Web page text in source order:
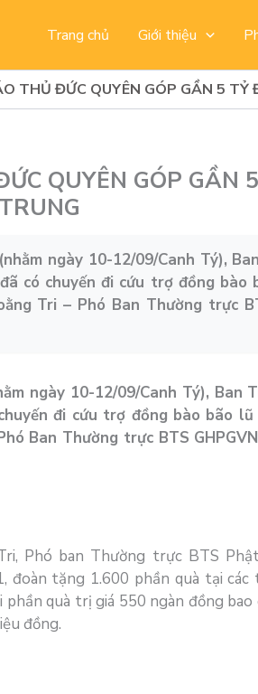
Trang chủ Giới thiệu
THỦ ĐỨC QUYÊN GÓP GẦN 5
QUYÊN GÓP GẦN
ngày 10-12/09/Canh Tý),
có chuyến đi cứu trợ đồng
Tri – Phó Ban Thường trực
ngày 10-12/09/Canh Tý), Ban
đi cứu trợ đồng bào bão
Ban Thường trực BTS
Phó ban Thường trực BTS
tặng 1.600 phần quà tại các
phần quà trị giá 550 ngàn đồng
đồng.